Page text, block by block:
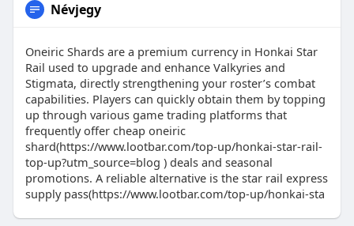
Névjegy
Oneiric Shards are a premium currency in Honkai Star
Rail used to upgrade and enhance Valkyries and
Stigmata, directly strengthening your roster’s combat
capabilities. Players can quickly obtain them by topping
up through various game trading platforms that
frequently offer cheap oneiric
shard(https://www.lootbar.com/top-up/honkai-star-rail-
top-up?utm_source=blog ) deals and seasonal
promotions. A reliable alternative is the star rail express
supply pass(https://www.lootbar.com/top-up/honkai-sta